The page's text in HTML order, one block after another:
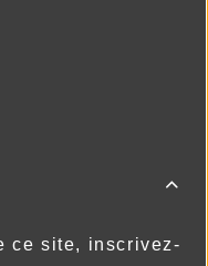

ce site, inscrivez-